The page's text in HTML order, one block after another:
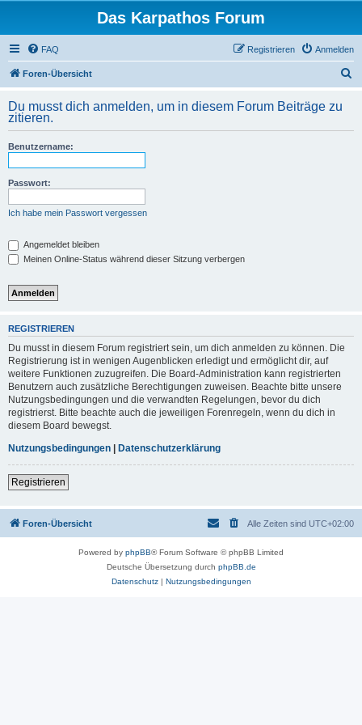
Das Karpathos Forum
FAQ Anmelden
Registrieren
Foren-Übersicht
h
Du musst dich anmelden, um in diesem Forum Beiträge zu
zitieren.
Benutzername:
Passwort:
Ich habe mein Passwort vergessen
Angemeldet bleiben
Meinen Online-Status während dieser Sitzung verbergen
REGISTRIEREN
Du musst in diesem Forum registriert sein, um dich anmelden zu können. Die
Registrierung ist in wenigen Augenblicken erledigt und ermöglicht dir, auf
weitere Funktionen zuzugreifen. Die Board-Administration kann registrierten
Benutzern auch zusätzliche Berechtigungen zuweisen. Beachte bitte unsere
Nutzungsbedingungen und die verwandten Regelungen, bevor du dich
registrierst. Bitte beachte auch die jeweiligen Forenregeln, wenn du dich in
diesem Board bewegst.
Nutzungsbedingungen | Datenschutzerklärung
Registrieren
Foren-Übersicht Alle Zeiten sind UTC+02:00
Powered by phpBB® Forum Software © phpBB Limited
Deutsche Übersetzung durch phpBB.de
Datenschutz| Nutzungsbedingungen